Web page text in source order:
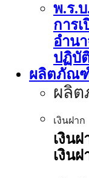
พ.ร.
การ
อำน
ปฏิบั
ผลิตภัณ
ผลิ
เงินฝาก
เงิน
เงิน